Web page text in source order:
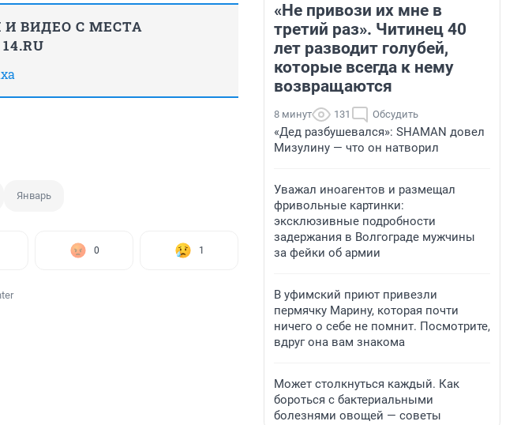
ВИДЕО С МЕСТА
Январь
0 1
«Не привози их мне в
третий раз». Читинец 40
лет разводит голубей,
которые всегда к нему
возвращаются
8 минут 131 Обсудить
«Дед разбушевался»: SHAMAN довел
Мизулину — что он натворил
Уважал иноагентов и размещал
фривольные картинки:
эксклюзивные подробности
задержания в Волгограде мужчины
за фейки об армии
В уфимский приют привезли
пермячку Марину, которая почти
ничего о себе не помнит. Посмотрите,
вдруг она вам знакома
Может столкнуться каждый. Как
бороться с бактериальными
болезнями овощей — советы